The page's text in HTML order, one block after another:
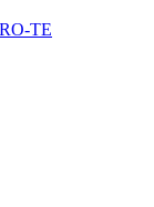
TE